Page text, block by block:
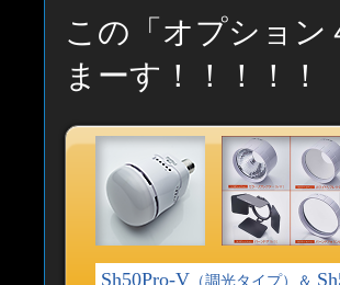
この「オプション
まーす！！！！！
Sh50Pro-V （調光タイプ） ＆